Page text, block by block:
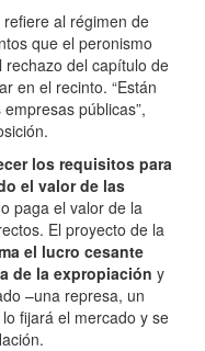
al régimen de
que el peronismo
del capítulo de
en el recinto. “Están
públicas”,
los requisitos para
el valor de las
paga el valor de la
El proyecto de la
el lucro cesante
de la expropiación y
–una represa, un
fijará el mercado y se